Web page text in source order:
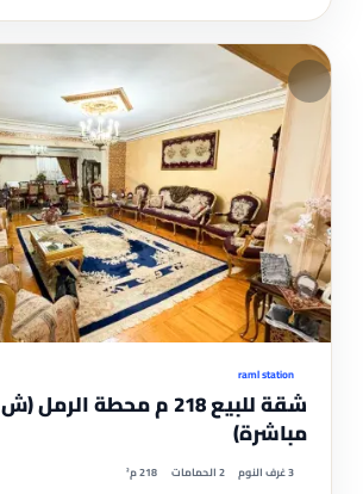
raml station
شقة للبيع 218 م محطة
مباشرة)
3 غرف النوم 2 الحمامات 218 م²